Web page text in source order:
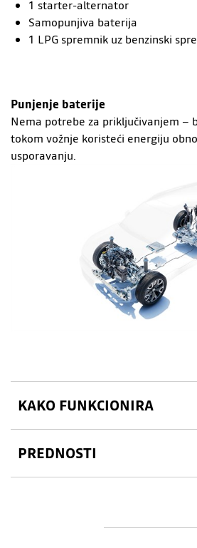
1 starter-alternator
Samopunjiva baterija
1 LPG spremnik uz benzinski
Punjenje baterije
Nema potrebe za priključivanjem –
tokom vožnje koristeći energiju
usporavanju.
KAKO FUNKCIONIRA
PREDNOSTI